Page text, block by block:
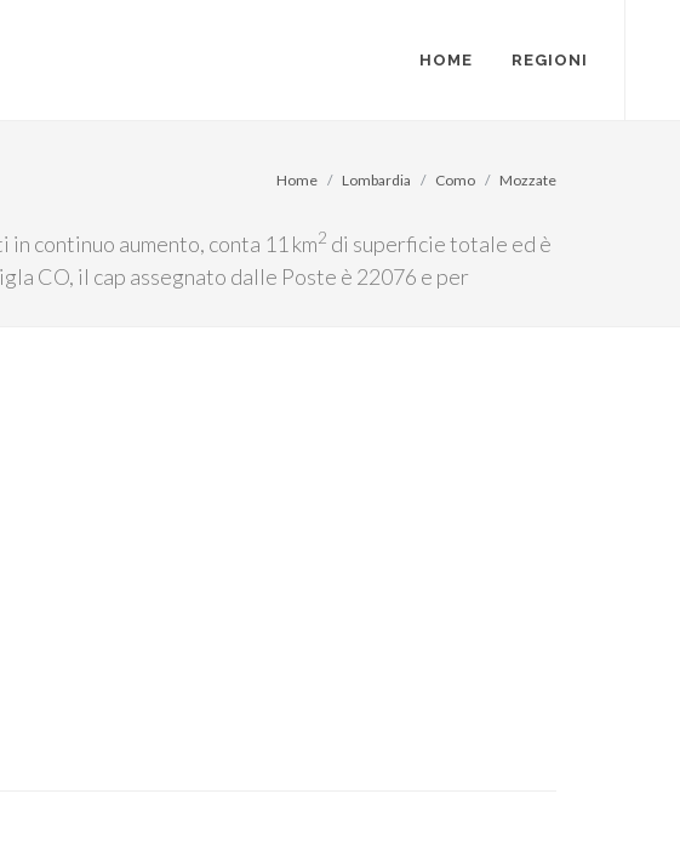
HOME REGIONI
continuo aumento, conta 11 km2 di superficie totale ed è
CO, il cap assegnato dalle Poste è 22076 e per
Home Lombardia Como Mozzate